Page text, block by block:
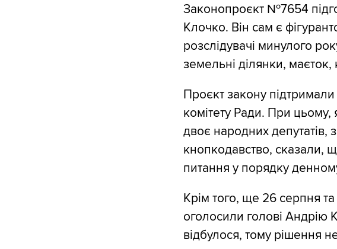
Законопроєкт №7654
Клочко. Він сам є
розслідувачі минулого
земельні ділянки, маєток,
Проєкт закону підтримали
комітету Ради. При цьому,
двоє народних депутатів,
кнопкодавство, сказали,
питання у порядку
Крім того, ще 26 серпня та
оголосили голові Андрію
відбулося, тому рішення